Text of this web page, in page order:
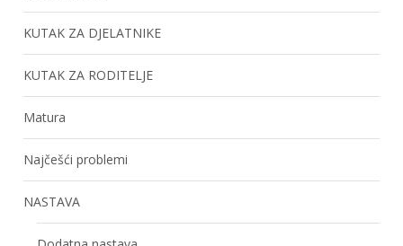
KUTAK ZA DJELATNIKE
KUTAK ZA RODITELJE
Matura
Najčešći problemi
NASTAVA